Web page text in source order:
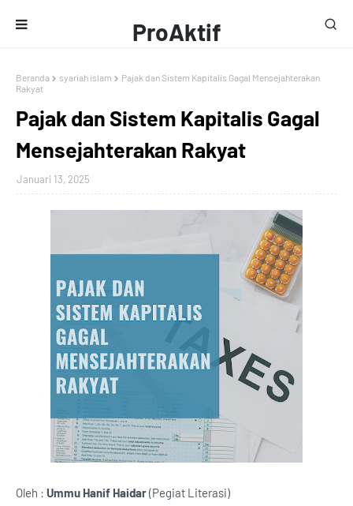
ProAktif
Media
Beranda syariah islam
Pajak dan Sistem Kapitalis Gagal Mensejahterakan
Rakyat
Pajak dan Sistem Kapitalis Gagal
Mensejahterakan Rakyat
Januari 13, 2025
Oleh : Ummu Hanif Haidar(Pegiat Literasi)